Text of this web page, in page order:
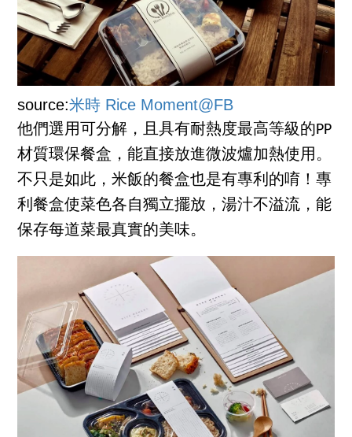
source:米時 Rice Moment@FB
他們選用可分解，且具有耐熱度最高等級的PP
材質環保餐盒，能直接放進微波爐加熱使用。
不只是如此，米飯的餐盒也是有專利的唷！專
利餐盒使菜色各自獨立擺放，湯汁不溢流，能
保存每道菜最真實的美味。